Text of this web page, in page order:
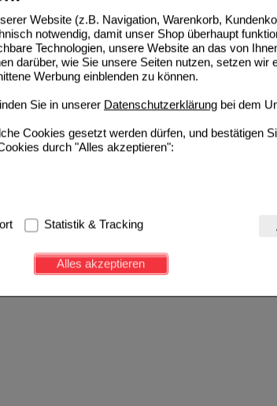
Website (z.B. Navigation, Warenkorb,
notwendig, damit unser Shop überhaupt
Technologien, unsere Website an das von
darüber, wie Sie unsere Seiten nutzen, setzen wir
Werbung einblenden zu können.
Sie in unserer Datenschutzerklärung bei dem
Cookies gesetzt werden dürfen, und bestätigen
durch "Alles akzeptieren":
es sich um Cookies, die für die Grundfunktionen
Kundenkonto), weshalb auf diese nicht
um das Einkaufserlebnis noch ansprechender zu
des Besuchers oder unsere Seite an bevorzugte
weiter für Sie optimieren können, den Inhalt
relevant für Sie zu gestalten. Bitte beachten Sie,
soziale Medien übertragen werden.
Statistik & Tracking
Alles akzeptieren
GmbH
u. Nasensalbe
23
AVP *** 8,78 €
Unser Preis* 5,75 €
Sie sparen 3,03 €(35%)
Grundpreis
575,00 €